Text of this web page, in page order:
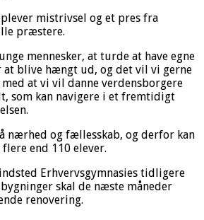
mistrivsel og et pres fra
præstere.
mennesker, at turde at have egne
blive hængt ud, og det vil vi gerne
med at vi vil danne verdensborgere
som kan navigere i et fremtidigt
nærhed og fællesskab, og derfor kan
end 110 elever.
Erhvervsgymnasies tidligere
skal de næste måneder
renovering.